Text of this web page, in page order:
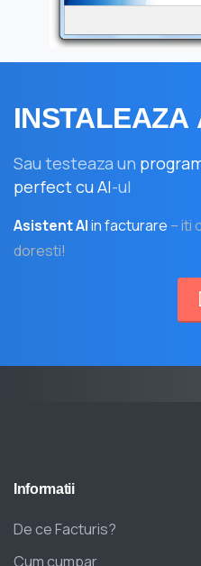
INSTALEAZA
Sau testeaza un
perfect cu AI-ul
Asistent AIin facturare – iti
doresti!
Informatii
De ce Facturis?
Cum cumpar